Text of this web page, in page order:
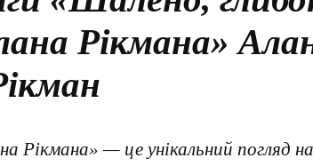
Рікмана»
Рікмана» — це унікальний погляд на